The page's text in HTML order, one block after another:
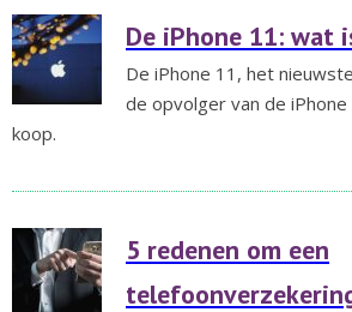
De iPhone 11: wat
De iPhone 11, het
de opvolger van de
koop.
5 redenen om een